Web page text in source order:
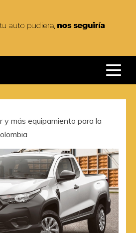
y más equipamiento para la